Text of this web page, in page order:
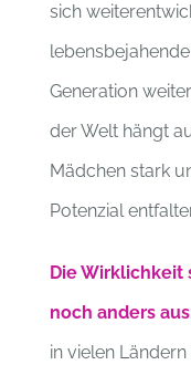
sich
Generation
der Welt hängt
Mädchen stark
Potenzial
Die Wirklichkeit
noch anders
in vielen